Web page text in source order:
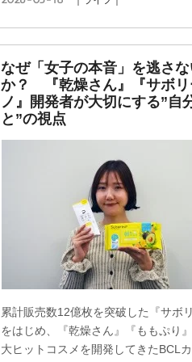
なぜ「女子の本音」を逃さ
か？ 『乾燥さん』『サボリ
ノ』開発者が大切にする”自
と”の視点
累計販売数12億枚を突破した『サボ
をはじめ、『乾燥さん』『ももぷり
大ヒットコスメを開発してきたBCL